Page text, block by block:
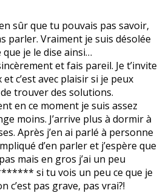
sûr que tu pouvais pas savoir,
parler. Vraiment je suis désolée
que je le dise ainsi…
et fais pareil. Je t’invite
c’est avec plaisir si je peux
trouver des solutions.
en ce moment je suis assez
moins. J’arrive plus à dormir à
Après j’en ai parlé à personne
d’en parler et j’espère que
mais en gros j’ai un peu
si tu vois un peu ce que je
c’est pas grave, pas vrai?!